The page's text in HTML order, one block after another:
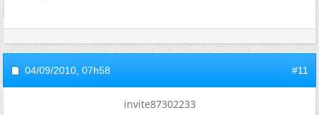
04/09/2010, 07h58 #11
invite87302233